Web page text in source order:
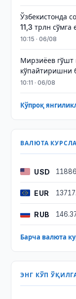
Ўзбекистонда
11,3 трлн сўмга
10:15 · 06/08
Мирзиёев
кўпайтиришни
10:11 · 06/08
Кўпроқ
ВАЛЮТА
USD
EUR
RUB
Барча валюта
ЭНГ КЎП